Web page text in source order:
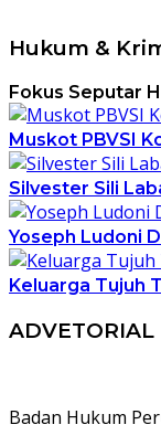
Hukum &
Fokus Seputar
Muskot PBVSI
Silvester Sili
Yoseph Ludoni
Keluarga Tujuh
ADVETORIAL
Badan Hukum